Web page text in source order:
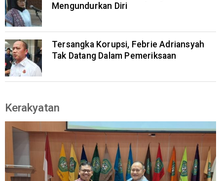
Mengundurkan Diri
Tersangka Korupsi, Febrie Adriansyah
Tak Datang Dalam Pemeriksaan
Kerakyatan